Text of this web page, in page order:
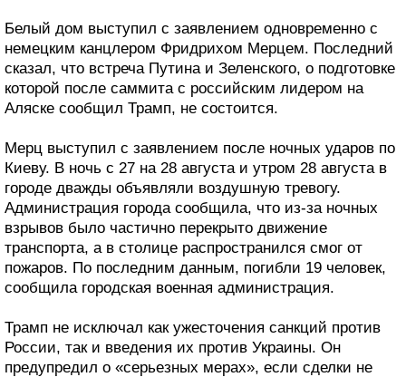
Белый дом выступил с заявлением одновременно с
немецким канцлером Фридрихом Мерцем. Последний
сказал, что встреча Путина и Зеленского, о подготовке
которой после саммита с российским лидером на
Аляске сообщил Трамп, не состоится.
Мерц выступил с заявлением после ночных ударов по
Киеву. В ночь с 27 на 28 августа и утром 28 августа в
городе дважды объявляли воздушную тревогу.
Администрация города сообщила, что из-за ночных
взрывов было частично перекрыто движение
транспорта, а в столице распространился смог от
пожаров. По последним данным, погибли 19 человек,
сообщила городская военная администрация.
Трамп не исключал как ужесточения санкций против
России, так и введения их против Украины. Он
предупредил о «серьезных мерах», если сделки не